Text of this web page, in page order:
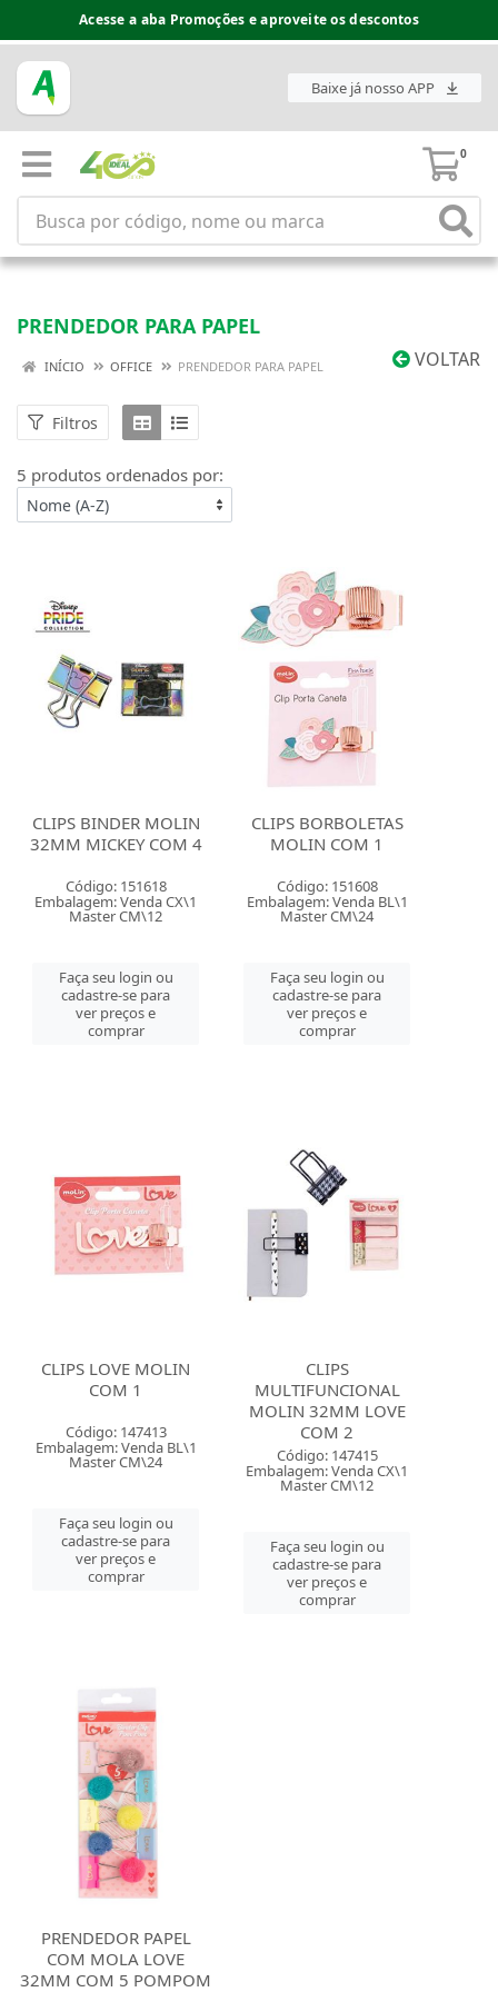
Acesse a aba Promoções e aproveite os descontos
Baixe já nosso APP
0
PRENDEDOR PARA PAPEL
VOLTAR
INÍCIO OFFICE PRENDEDOR PARA PAPEL
Filtros
5 produtos ordenados por:
CLIPS BINDER MOLIN
32MM MICKEY COM 4
Código: 151618
Embalagem: Venda CX\1
Master CM\12
Faça seu login ou
cadastre-se para
ver preços e
comprar
CLIPS BORBOLETAS
MOLIN COM 1
Código: 151608
Embalagem: Venda BL\1
Master CM\24
Faça seu login ou
cadastre-se para
ver preços e
comprar
CLIPS LOVE MOLIN
COM 1
Código: 147413
Embalagem: Venda BL\1
Master CM\24
Faça seu login ou
cadastre-se para
ver preços e
comprar
CLIPS
MULTIFUNCIONAL
MOLIN 32MM LOVE
COM 2
Código: 147415
Embalagem: Venda CX\1
Master CM\12
Faça seu login ou
cadastre-se para
ver preços e
comprar
PRENDEDOR PAPEL
COM MOLA LOVE
32MM COM 5 POMPOM